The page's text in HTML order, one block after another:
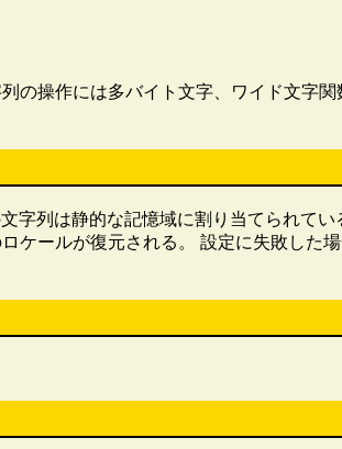
の操作には多バイト文字、ワイド文字
字列は静的な記憶域に割り当てられて
ケールが復元される。 設定に失敗した